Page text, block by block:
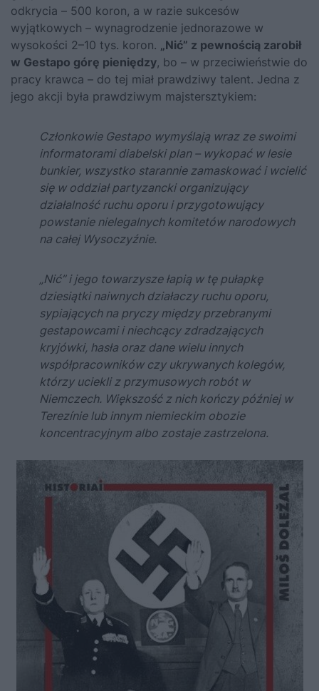
odkrycia – 500 koron, a w razie sukcesów
wyjątkowych – wynagrodzenie jednorazowe w
wysokości 2–10 tys. koron. „Nić” z pewnością zarobił
w Gestapo górę pieniędzy, bo – w przeciwieństwie do
pracy krawca – do tej miał prawdziwy talent. Jedna z
jego akcji była prawdziwym majstersztykiem:
Członkowie Gestapo wymyślają wraz ze swoimi
informatorami diabelski plan – wykopać w lesie
bunkier, wszystko starannie zamaskować i wcielić
się w oddział partyzancki organizujący
działalność ruchu oporu i przygotowujący
powstanie nielegalnych komitetów narodowych
na całej Wysoczyźnie.
„Nić” i jego towarzysze łapią w tę pułapkę
dziesiątki naiwnych działaczy ruchu oporu,
sypiających na pryczy między przebranymi
gestapowcami i niechcący zdradzających
kryjówki, hasła oraz dane wielu innych
współpracowników czy ukrywanych kolegów,
którzy uciekli z przymusowych robót w
Niemczech. Większość z nich kończy później w
Terezínie lub innym niemieckim obozie
koncentracyjnym albo zostaje zastrzelona.